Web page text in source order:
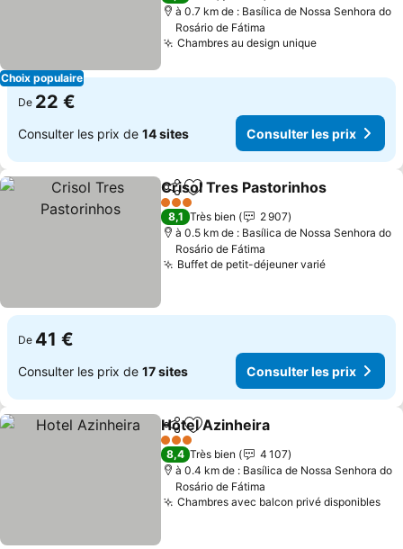
Choix populaire
à 0.7 km de : Basílica de Nossa Senhora do
Rosário de Fátima
Chambres au design uniqueConsulter
De 22 €
Consulter les prix de 14 sites Consulter les prix
PartagerAjouter à mes favoris
Crisol Tres Pastorinhos
3 Étoiles
8,1 Très bien
2 907
à 0.5 km de : Basílica de Nossa Senhora do
Rosário de Fátima
Buffet de petit-déjeuner variéConsulter
De 41 €
Consulter les prix de 17 sites Consulter les prix
PartagerAjouter à mes favoris
Hotel Azinheira
3 Étoiles
8,4 Très bien
4 107
à 0.4 km de : Basílica de Nossa Senhora do
Rosário de Fátima
Chambres avec balcon privé disponibles